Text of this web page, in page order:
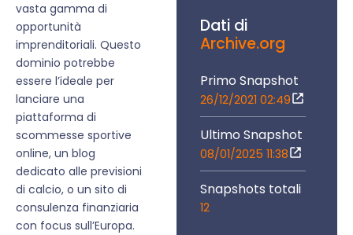
vasta gamma di
opportunità
imprenditoriali. Questo
dominio potrebbe
essere l’ideale per
lanciare una
piattaforma di
scommesse sportive
online, un blog
dedicato alle previsioni
di calcio, o un sito di
consulenza finanziaria
con focus sull’Europa.
Dati di
Archive.org
Primo Snapshot
26/12/2021 02:49
Ultimo Snapshot
08/01/2025 11:38
Snapshots totali
12